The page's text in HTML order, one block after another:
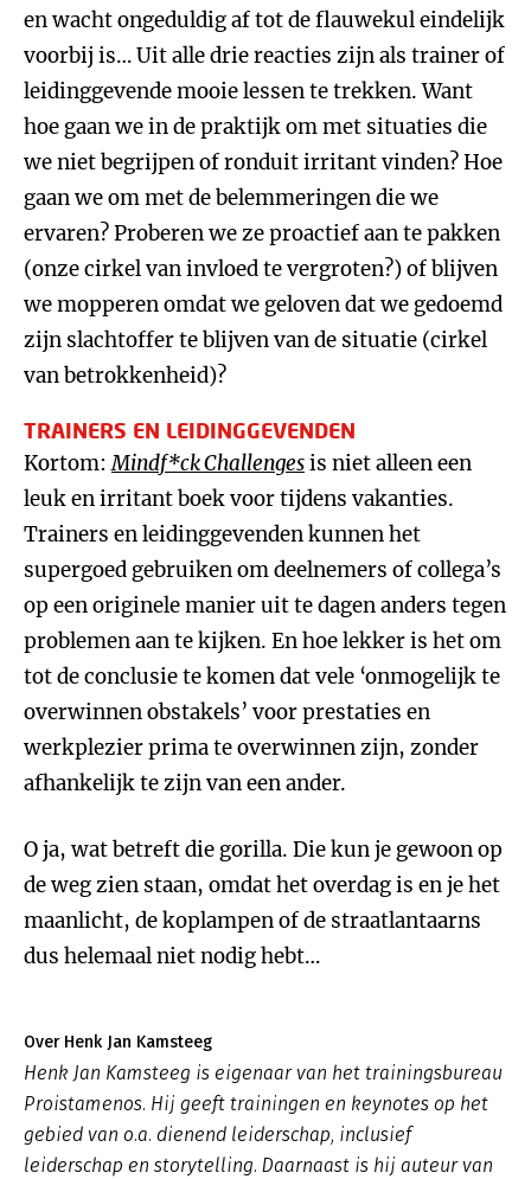
en wacht ongeduldig af tot de flauwekul eindelijk
voorbij is… Uit alle drie reacties zijn als trainer of
leidinggevende mooie lessen te trekken. Want
hoe gaan we in de praktijk om met situaties die
we niet begrijpen of ronduit irritant vinden? Hoe
gaan we om met de belemmeringen die we
ervaren? Proberen we ze proactief aan te pakken
(onze cirkel van invloed te vergroten?) of blijven
we mopperen omdat we geloven dat we gedoemd
zijn slachtoffer te blijven van de situatie (cirkel
van betrokkenheid)?
TRAINERS EN LEIDINGGEVENDEN
Kortom:Mindf*ck Challengesis niet alleen een
leuk en irritant boek voor tijdens vakanties.
Trainers en leidinggevenden kunnen het
supergoed gebruiken om deelnemers of collega’s
op een originele manier uit te dagen anders tegen
problemen aan te kijken. En hoe lekker is het om
tot de conclusie te komen dat vele ‘onmogelijk te
overwinnen obstakels’ voor prestaties en
werkplezier prima te overwinnen zijn, zonder
afhankelijk te zijn van een ander.
O ja, wat betreft die gorilla. Die kun je gewoon op
de weg zien staan, omdat het overdag is en je het
maanlicht, de koplampen of de straatlantaarns
dus helemaal niet nodig hebt…
Over Henk Jan Kamsteeg
Henk Jan Kamsteeg is eigenaar van het trainingsbureau
Proistamenos. Hij geeft trainingen en keynotes op het
gebied van o.a. dienend leiderschap, inclusief
leiderschap en storytelling. Daarnaast is hij auteur van